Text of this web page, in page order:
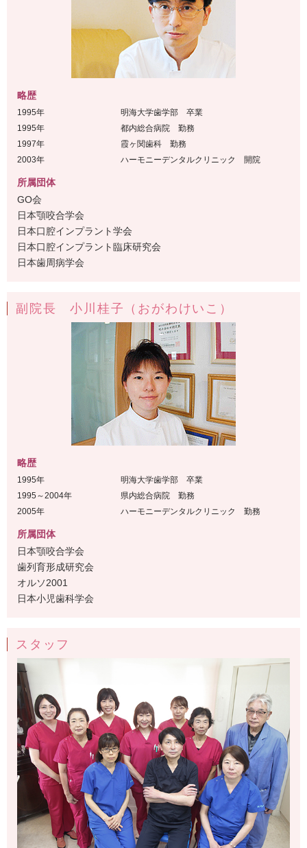
略歴
1995年
明海大学歯学部 卒業
1995年
都内総合病院 勤務
1997年
霞ヶ関歯科 勤務
2003年
ハーモニーデンタルクリニック 開院
所属団体
GO会
日本顎咬合学会
日本口腔インプラント学会
日本口腔インプラント臨床研究会
日本歯周病学会
副院長 小川桂子（おがわけいこ）
略歴
1995年
明海大学歯学部 卒業
1995～2004年
県内総合病院 勤務
2005年
ハーモニーデンタルクリニック 勤務
所属団体
日本顎咬合学会
歯列育形成研究会
オルソ2001
日本小児歯科学会
スタッフ